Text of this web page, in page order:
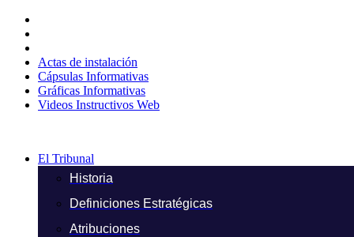
contenido
Actas de instalación
Cápsulas Informativas
Gráficas Informativas
Videos Instructivos Web
El Tribunal
Historia
Definiciones Estratégicas
Atribuciones